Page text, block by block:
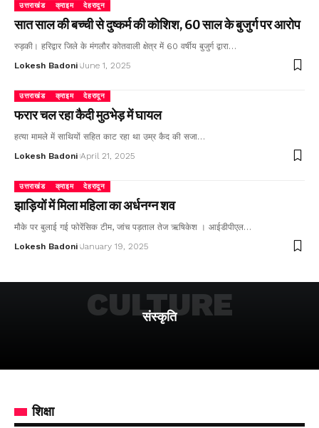
उत्तराखंड क्राइम देहरादून
सात साल की बच्ची से दुष्कर्म की कोशिश, 60 साल के बुजुर्ग पर आरोप
रुड़की। हरिद्वार जिले के मंगलौर कोतवाली क्षेत्र में 60 वर्षीय बुजुर्ग द्वारा…
Lokesh Badoni June 1, 2025
उत्तराखंड क्राइम देहरादून
फरार चल रहा कैदी मुठभेड़ में घायल
हत्या मामले में साथियों सहित काट रहा था उम्र कैद की सजा…
Lokesh Badoni April 21, 2025
उत्तराखंड क्राइम देहरादून
झाड़ियों में मिला महिला का अर्धनग्न शव
मौके पर बुलाई गई फोरेंसिक टीम, जांच पड़ताल तेज ऋषिकेश । आईडीपीएल…
Lokesh Badoni January 19, 2025
संस्कृति
CULTURE
शिक्षा